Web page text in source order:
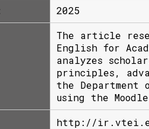
2025
The article
English for
analyzes
principles,
the Department
using the
http://